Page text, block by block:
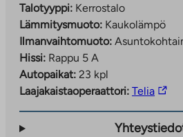
Talotyyppi: Kerrostalo
Lämmitysmuoto: Kaukolämpö
Ilmanvaihtomuoto:
Hissi: Rappu 5 A
Autopaikat: 23 kpl
Laajakaistaoperaattori: TeliaLinkki